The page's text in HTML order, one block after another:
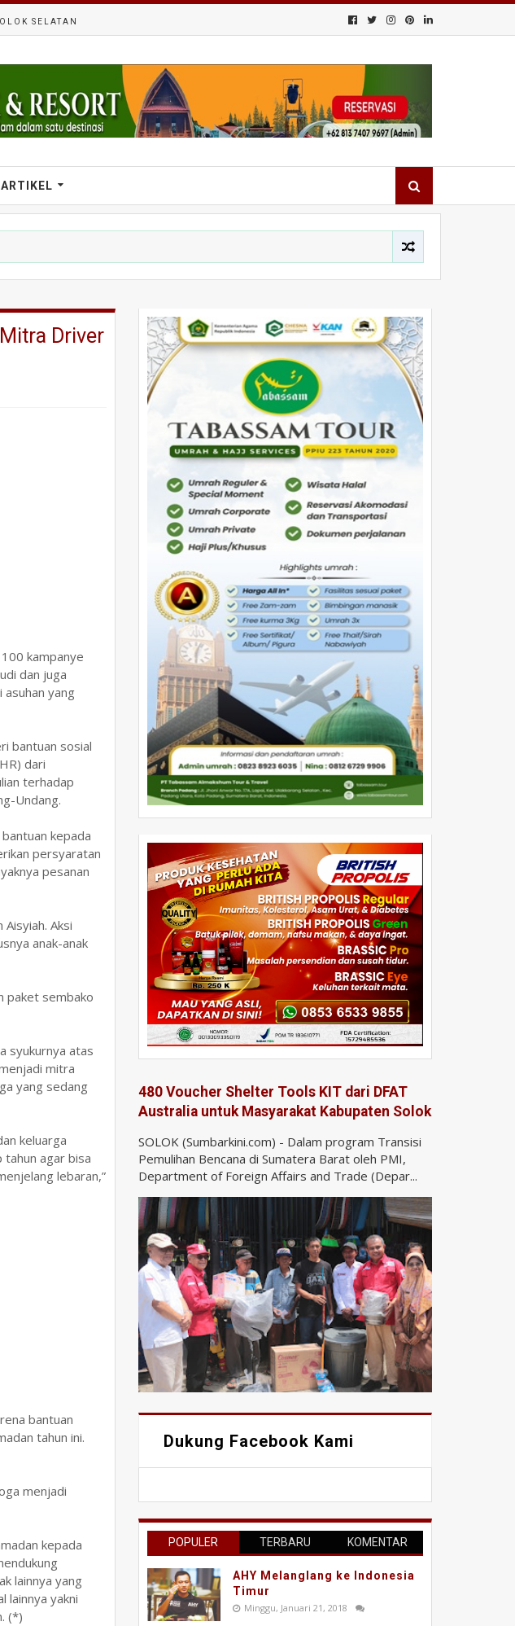
SELATAN
ARTIKEL
Driver
kampanye
dan juga
yang
bantuan sosial
dari
terhadap
Undang.
kepada
persyaratan
pesanan
Aksi
anak-anak
paket sembako
syukurnya atas
mitra
yang sedang
keluarga
tahun agar bisa
lebaran,”
bantuan
tahun ini.
menjadi
kepada
lainnya yang
lainnya yakni
(*)
480 Voucher Shelter Tools KIT dari DFAT
Australia untuk Masyarakat Kabupaten Solok
SOLOK (Sumbarkini.com) - Dalam program Transisi
Pemulihan Bencana di Sumatera Barat oleh PMI,
Department of Foreign Affairs and Trade (Depar...
Dukung Facebook Kami
POPULER TERBARU KOMENTAR
AHY Melanglang ke Indonesia
Timur
Minggu, Januari 21, 2018